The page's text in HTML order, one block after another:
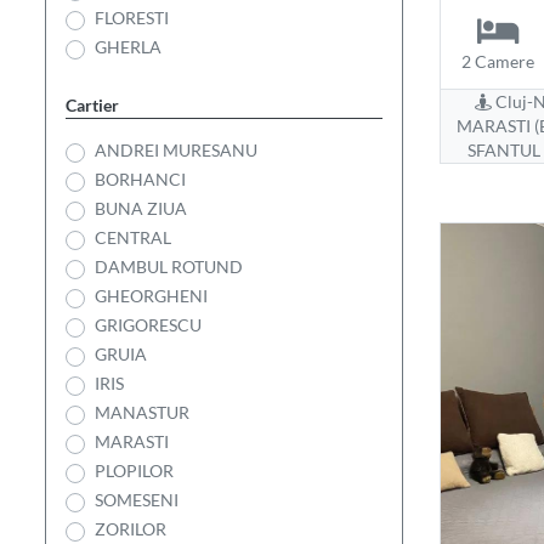
FLORESTI
GHERLA
Cartier
ANDREI MURESANU
BORHANCI
BUNA ZIUA
CENTRAL
DAMBUL ROTUND
GHEORGHENI
GRIGORESCU
GRUIA
IRIS
MANASTUR
MARASTI
PLOPILOR
SOMESENI
ZORILOR
2 Camere
Cluj-
MARASTI
SFANTUL